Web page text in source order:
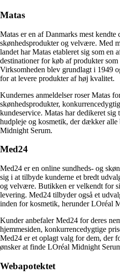
Matas
Matas er en af ​​Danmarks mest
skønhedsprodukter og velvære. Med
landet har Matas etableret sig som en
destinationer for køb af produkter
Virksomheden blev grundlagt i 1949
for at levere produkter af høj kvalitet.
Kundernes anmeldelser roser Matas
skønhedsprodukter,
kundeservice. Matas har dedikeret
hudpleje og kosmetik, der dækker alle
Midnight Serum.
Med24
Med24 er en online sundheds- og
sig i at tilbyde kunderne et bredt
og velvære. Butikken er velkendt for
levering. Med24 tilbyder også et
inden for kosmetik, herunder LOréal
Kunder anbefaler Med24 for deres
hjemmesiden, konkurrencedygtige
Med24 er et oplagt valg for dem, der
ønsker at finde LOréal Midnight
Webapotektet